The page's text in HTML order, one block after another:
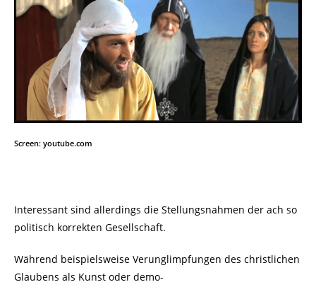
Screen: youtube.com
Interessant sind allerdings die Stellungsnahmen der ach so
politisch korrekten Gesellschaft.
Während beispielsweise Verunglimpfungen des christlichen
Glaubens als Kunst oder demo-